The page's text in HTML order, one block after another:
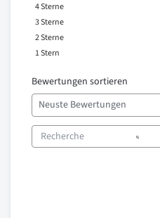
4Sterne
3Sterne
2Sterne
1Stern
Bewertungen sortieren